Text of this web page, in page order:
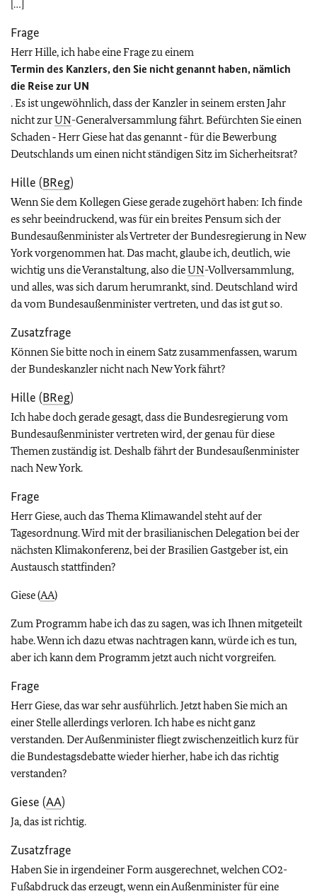
[…]
Frage
Herr Hille, ich habe eine Frage zu einem
Termin des Kanzlers, den Sie nicht genannt haben, nämlich
die Reise zur UN
. Es ist ungewöhnlich, dass der Kanzler in seinem ersten Jahr
nicht zurUN-Generalversammlung fährt. Befürchten Sie einen
Schaden ‑ Herr Giese hat das genannt ‑ für die Bewerbung
Deutschlands um einen nicht ständigen Sitz im Sicherheitsrat?
Hille (BReg)
Wenn Sie dem Kollegen Giese gerade zugehört haben: Ich finde
es sehr beeindruckend, was für ein breites Pensum sich der
Bundesaußenminister als Vertreter der Bundesregierung in New
York vorgenommen hat. Das macht, glaube ich, deutlich, wie
wichtig uns die Veranstaltung, also dieUN-Vollversammlung,
und alles, was sich darum herumrankt, sind. Deutschland wird
da vom Bundesaußenminister vertreten, und das ist gut so.
Zusatzfrage
Können Sie bitte noch in einem Satz zusammenfassen, warum
der Bundeskanzler nicht nach New York fährt?
Hille (BReg)
Ich habe doch gerade gesagt, dass die Bundesregierung vom
Bundesaußenminister vertreten wird, der genau für diese
Themen zuständig ist. Deshalb fährt der Bundesaußenminister
nach New York.
Frage
Herr Giese, auch das Thema Klimawandel steht auf der
Tagesordnung. Wird mit der brasilianischen Delegation bei der
nächsten Klimakonferenz, bei der Brasilien Gastgeber ist, ein
Austausch stattfinden?
Giese (AA)
Zum Programm habe ich das zu sagen, was ich Ihnen mitgeteilt
habe. Wenn ich dazu etwas nachtragen kann, würde ich es tun,
aber ich kann dem Programm jetzt auch nicht vorgreifen.
Frage
Herr Giese, das war sehr ausführlich. Jetzt haben Sie mich an
einer Stelle allerdings verloren. Ich habe es nicht ganz
verstanden. Der Außenminister fliegt zwischenzeitlich kurz für
die Bundestagsdebatte wieder hierher, habe ich das richtig
verstanden?
Giese (AA)
Ja, das ist richtig.
Zusatzfrage
Haben Sie in irgendeiner Form ausgerechnet, welchen CO2-
Fußabdruck das erzeugt, wenn ein Außenminister für eine